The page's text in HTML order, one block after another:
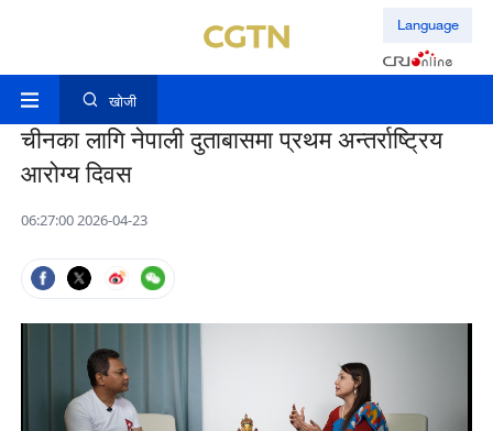
Language
खोजी
चीनका लागि नेपाली दुताबासमा प्रथम अन्तर्राष्ट्रिय
आरोग्य दिवस
06:27:00 2026-04-23